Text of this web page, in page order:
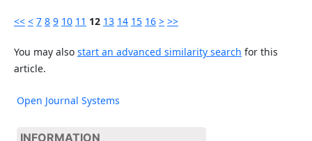
<< < 7 8 9 10 11 12 13 14 15 16 > >>
You may also start an advanced similarity search for this
article.
Open Journal Systems
INFORMATION